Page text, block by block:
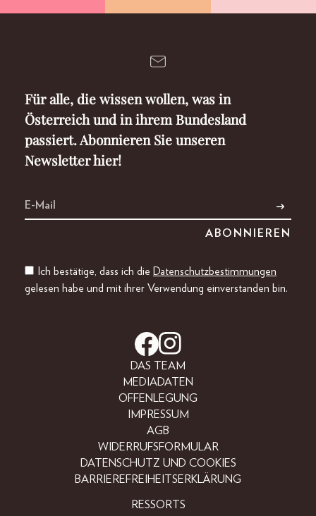
Für alle, die wissen wollen, was in
Österreich und in ihrem Bundesland
passiert. Abonnieren Sie unseren
Newsletter hier!
Ich bestätige, dass ich die Datenschutzbestimmungen
gelesen habe und mit ihrer Verwendung einverstanden bin.
DAS TEAM
MEDIADATEN
OFFENLEGUNG
IMPRESSUM
AGB
WIDERRUFSFORMULAR
DATENSCHUTZ UND COOKIES
BARRIEREFREIHEITSERKLÄRUNG
RESSORTS